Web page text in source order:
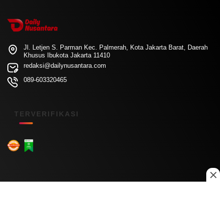
Jl. Letjen S. Parman Kec. Palmerah, Kota Jakarta Barat, Daerah
Khusus Ibukota Jakarta 11410
redaksi@dailynusantara.com
089-603320465
TERVERIFIKASI